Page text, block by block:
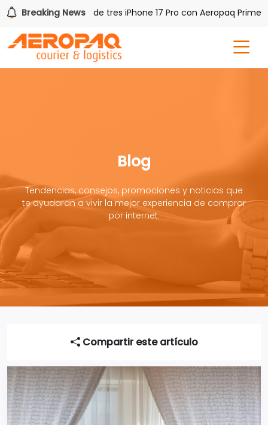
Breaking News
Gana uno de tres iPhone 17 Pro con Aeropaq Prime
Blog
Tendencias, consejos, promociones y noticias que
te ayudaran a vivir la mejor experiencia de comprar
por internet.
Compartir este artículo